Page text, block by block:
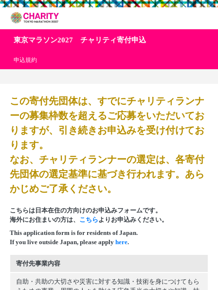
東京マラソン2027 チャリティ寄付申込
申込規約
この寄付先団体は、すでにチャリティランナ
ーの募集枠数を超えるご応募をいただいてお
りますが、引き続きお申込みを受け付けてお
ります。
なお、チャリティランナーの選定は、各寄付
先団体の選定基準に基づき行われます。あら
かじめご了承ください。
こちらは日本在住の方向けのお申込みフォームです。
海外にお住まいの方は、 こちらよりお申込みください。
This application form is for residents of Japan.
If you live outside Japan, please apply here.
寄付先事業内容
自助・共助の大切さや災害に対する知識・技術を身につけてもら